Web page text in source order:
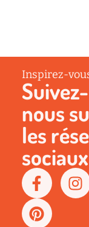
Inspirez-
Suivez-
nous
les
sociaux